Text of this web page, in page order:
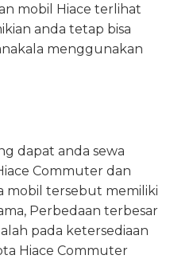
mobil Hiace terlihat
anda tetap bisa
menggunakan
dapat anda sewa
Commuter dan
mobil tersebut memiliki
Perbedaan terbesar
pada ketersediaan
Hiace Commuter